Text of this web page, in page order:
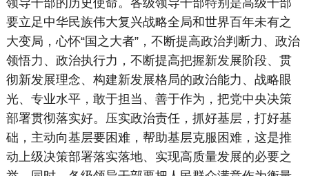
领导干部的历史使命。各级领导干部特别是高级干部
要立足中华民族伟大复兴战略全局和世界百年未有之
大变局，心怀“国之大者”，不断提高政治判断力、政治
领悟力、政治执行力，不断提高把握新发展阶段、贯
彻新发展理念、构建新发展格局的政治能力、战略眼
光、专业水平，敢于担当、善于作为，把党中央决策
部署贯彻落实好。压实政治责任，抓好基层，打好基
础，主动向基层要困难，帮助基层克服困难，这是推
动上级决策部署落实落地、实现高质量发展的必要之